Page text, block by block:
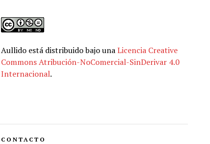
Aullidoestá distribuido bajo unaLicencia Creative
Commons Atribución-NoComercial-SinDerivar 4.0
Internacional.
CONTACTO